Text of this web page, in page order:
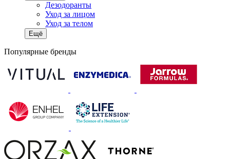
Дезодоранты
Уход за лицом
Уход за телом
Ещё
Популярные бренды